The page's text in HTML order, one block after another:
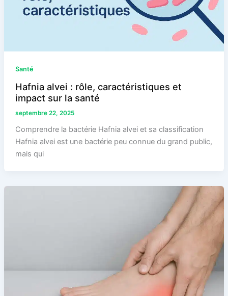
Santé
Hafnia alvei : rôle, caractéristiques et
impact sur la santé
septembre 22, 2025
Comprendre la bactérie Hafnia alvei et sa classification
Hafnia alvei est une bactérie peu connue du grand public,
mais qui